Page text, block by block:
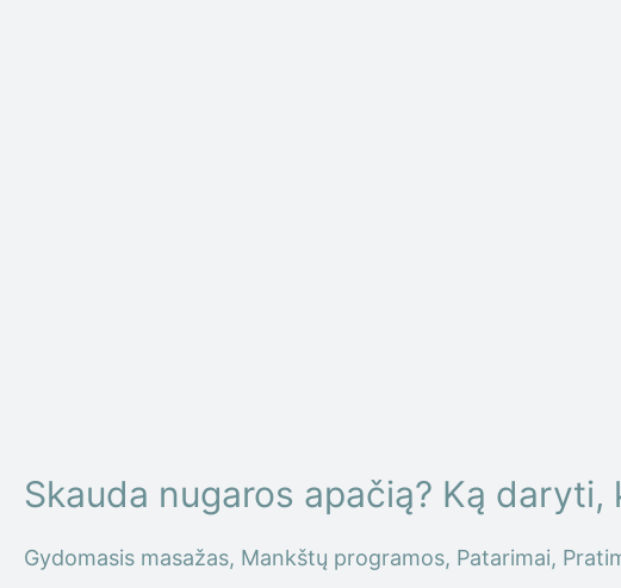
Skauda nugaros apačią? Ką
Gydomasis masažas, Mankštų programos, Patarimai,